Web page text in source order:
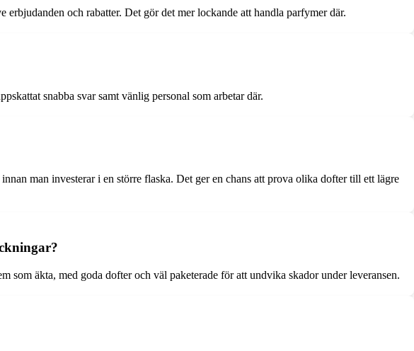
och rabatter. Det gör det mer lockande att handla parfymer där.
snabba svar samt vänlig personal som arbetar där.
man investerar i en större flaska. Det ger en chans att prova olika dofter till ett lägre
äkta, med goda dofter och väl paketerade för att undvika skador under leveransen.